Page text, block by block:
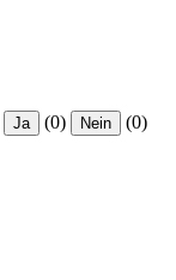
Ja (0) Nein (0)